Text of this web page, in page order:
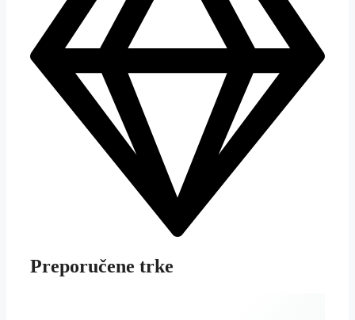
Preporučene trke